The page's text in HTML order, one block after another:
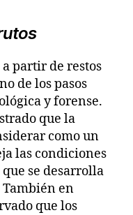
partir de restos
de los pasos
y forense.
que la
como un
las condiciones
se desarrolla
en
que los